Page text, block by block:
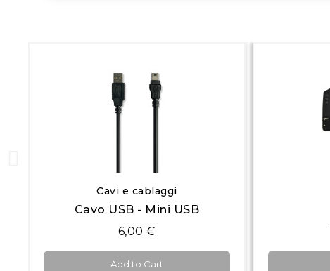
Quick View
Cavi e cablaggi
Cavo USB - Mini USB
6,00 €
Add to Cart